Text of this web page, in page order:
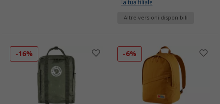
la tua filiale
Altre versioni disponibili
-16% -6%